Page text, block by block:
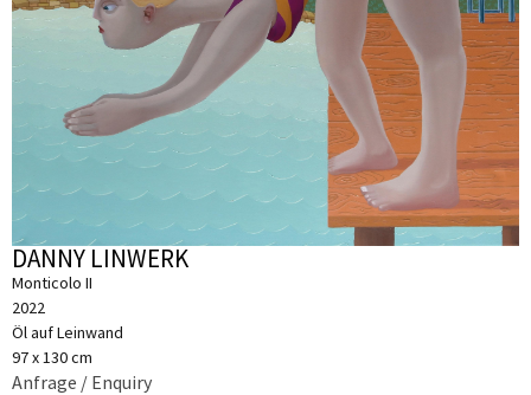
DANNY LINWERK
Monticolo II
2022
Öl auf Leinwand
97 x 130 cm
Anfrage / Enquiry